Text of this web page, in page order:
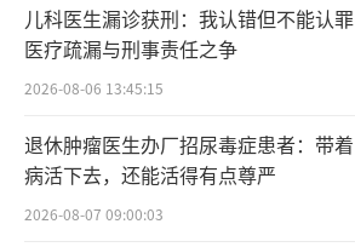
儿科医生漏诊获刑：我认错但不能认罪
医疗疏漏与刑事责任之争
2026-08-06 13:45:15
退休肿瘤医生办厂招尿毒症患者：带着
病活下去，还能活得有点尊严
2026-08-07 09:00:03